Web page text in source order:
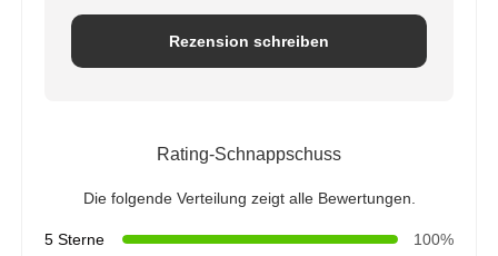
Rezension schreiben
Rating-Schnappschuss
Die folgende Verteilung zeigt alle Bewertungen.
5 Sterne
100%